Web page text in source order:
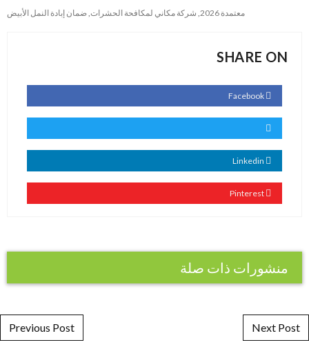
معتمدة 2026
, شركة مكاني لمكافحة الحشرات,ضمان إبادة النمل الأبيض
SHARE ON
منشورات ذات صلة
Post navigation
Previous Post Next Post